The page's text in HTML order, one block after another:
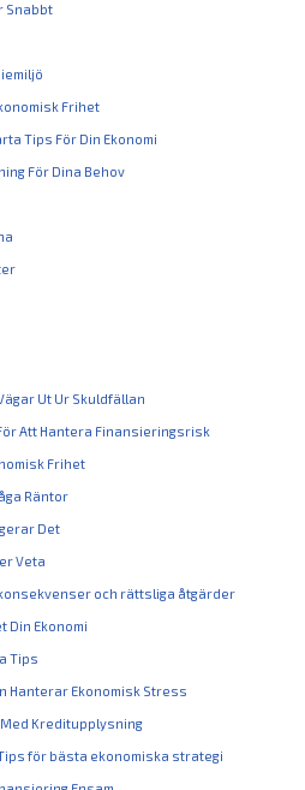
Snabbt
Frihet
Tips För Din Ekonomi
För Dina Behov
Ut Ur Skuldfällan
Att Hantera Finansieringsrisk
Frihet
Räntor
Det
Veta
och rättsliga åtgärder
Din Ekonomi
Tips
Hanterar Ekonomisk Stress
Med Kreditupplysning
för bästa ekonomiska strategi